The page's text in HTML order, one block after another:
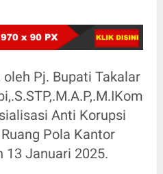
Pj. Bupati Takalar
Anti Korupsi
Pola Kantor
13 Januari 2025.